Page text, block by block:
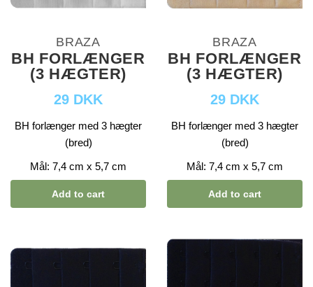
BRAZA
BH FORLÆNGER
(3 HÆGTER)
29 DKK
BH forlænger med 3 hægter
(bred)
Mål: 7,4 cm x 5,7 cm
Add to cart
BRAZA
BH FORLÆNGER
(3 HÆGTER)
29 DKK
BH forlænger med 3 hægter
(bred)
Mål: 7,4 cm x 5,7 cm
Add to cart